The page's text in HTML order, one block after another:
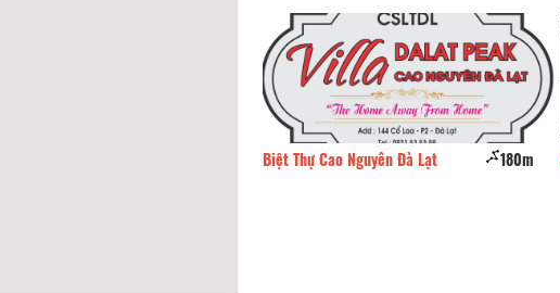
Biệt Thự Cao Nguyên Đà Lạt 180m